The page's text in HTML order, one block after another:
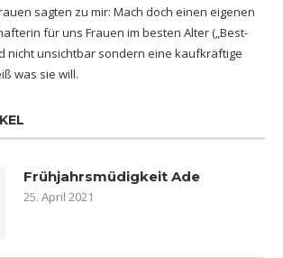
sagten zu mir: Mach doch einen eigenen
für uns Frauen im besten Alter („Best-
nicht unsichtbar sondern eine kaufkräftige
was sie will.
Frühjahrsmüdigkeit Ade
25. April 2021